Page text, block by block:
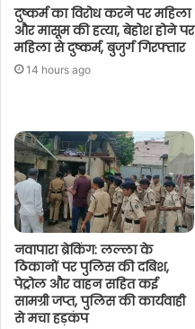
दुष्कर्म का विरोध करने पर महिला
और मासूम की हत्या, बेहोश होने पर
महिला से दुष्कर्म, बुजुर्ग गिरफ्तार
14 hours ago
नवापारा ब्रेकिंग: लल्ला के
ठिकानों पर पुलिस की दबिश,
पेट्रोल और वाहन सहित कई
सामग्री जप्त, पुलिस की कार्यवाही
से मचा हड़कंप